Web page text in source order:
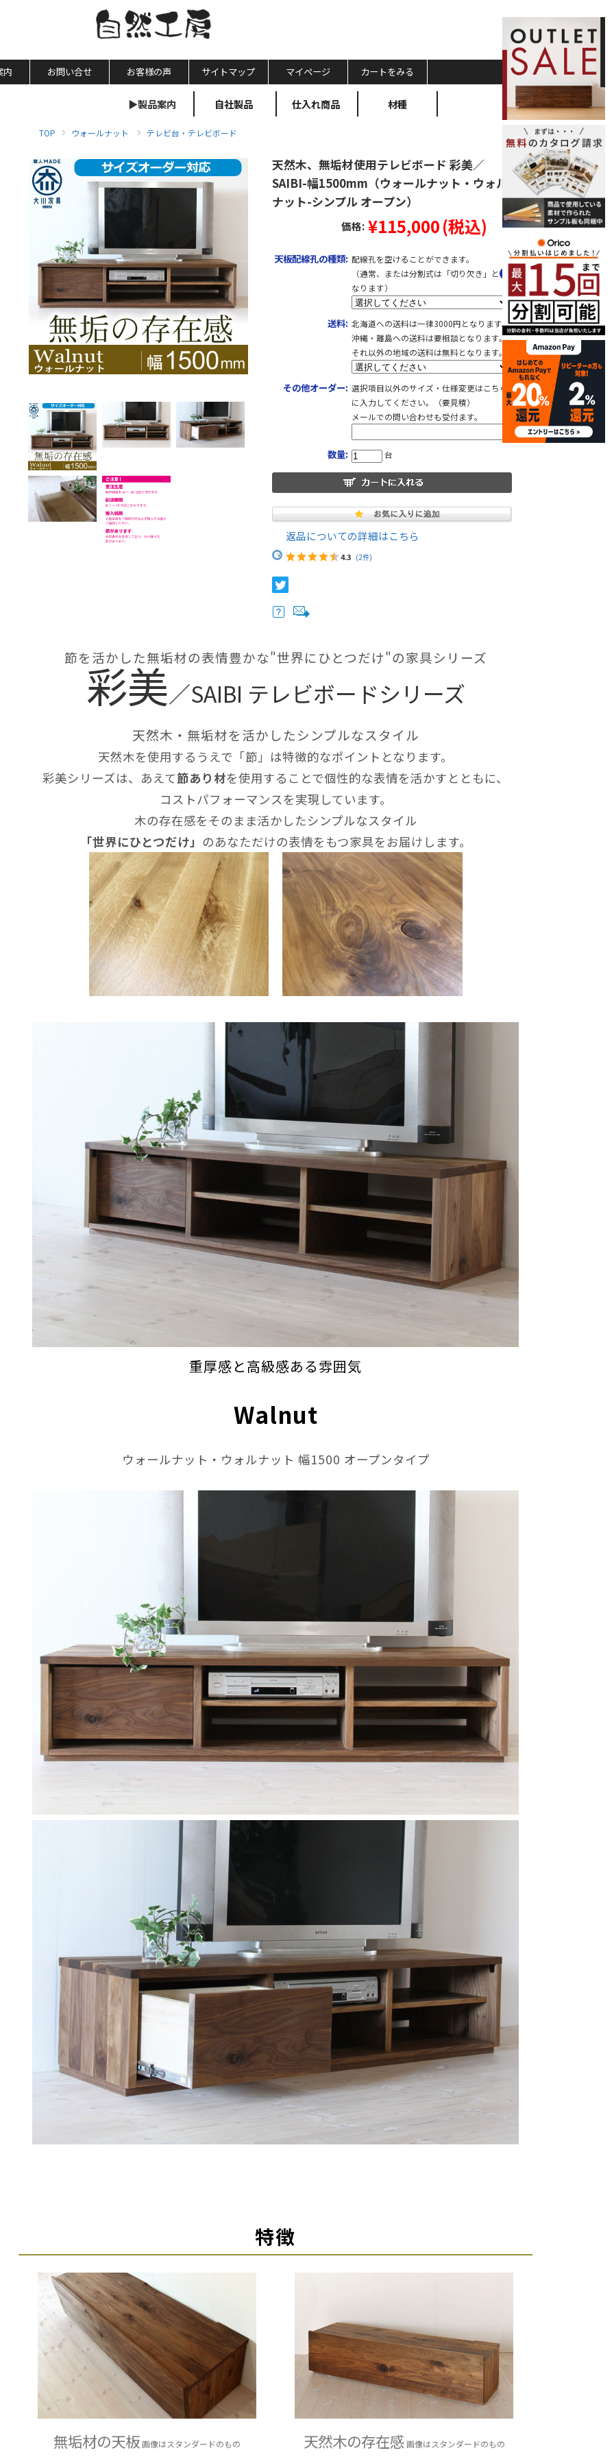
内 お問い合せ お客様の声 サイトマップ マイページ カートをみる
▶製品案内 自社製品 仕入れ商品 材種
TOP ウォールナット テレビ台・テレビボード
天然木、無垢材使用テレビボード 彩美／
SAIBI-幅1500mm（ウォールナット・ウォル
ナット-シンプル オープン）
価格: ¥115,000(税込)
天板配線孔の種類: 配線孔を空けることができます。
（通常、または分割式は「切り欠き」と
なります）
送料: 北海道への送料は一律3000円となります。
沖縄・離島への送料は要相談となります。
それ以外の地域の送料は無料となります。
その他オーダー: 選択項目以外のサイズ・仕様変更はこちら
に入力してください。（要見積）
メールでの問い合わせも受付ます。
数量: 台
返品についての詳細はこちら
4.3 (2件)
節を活かした無垢材の表情豊かな"世界にひとつだけ"の家具シリーズ
彩美／SAIBI テレビボードシリーズ
天然木・無垢材を活かしたシンプルなスタイル
天然木を使用するうえで「節」は特徴的なポイントとなります。
彩美シリーズは、あえて節あり材を使用することで個性的な表情を活かすとともに、
コストパフォーマンスを実現しています。
木の存在感をそのまま活かしたシンプルなスタイル
「世界にひとつだけ」 のあなただけの表情をもつ家具をお届けします。
重厚感と高級感ある雰囲気
Walnut
ウォールナット・ウォルナット 幅1500 オープンタイプ
特徴
無垢材の天板画像はスタンダードのもの 天然木の存在感画像はスタンダードのもの